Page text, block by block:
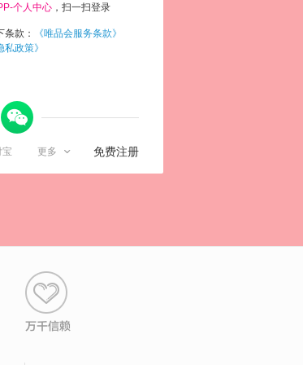
个人中心 ，扫一扫登录
款：
《唯品会服务条款》
私政策》
微信
免费注册
宝 更多 